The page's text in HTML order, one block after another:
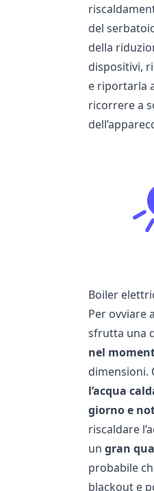
del
della
dispositivi,
e riportarla
ricorrere a
Boiler
Per ovviare
sfrutta una
nel
dimensioni.
l’acqua
giorno e
riscaldare
un gran
probabile
blackout e